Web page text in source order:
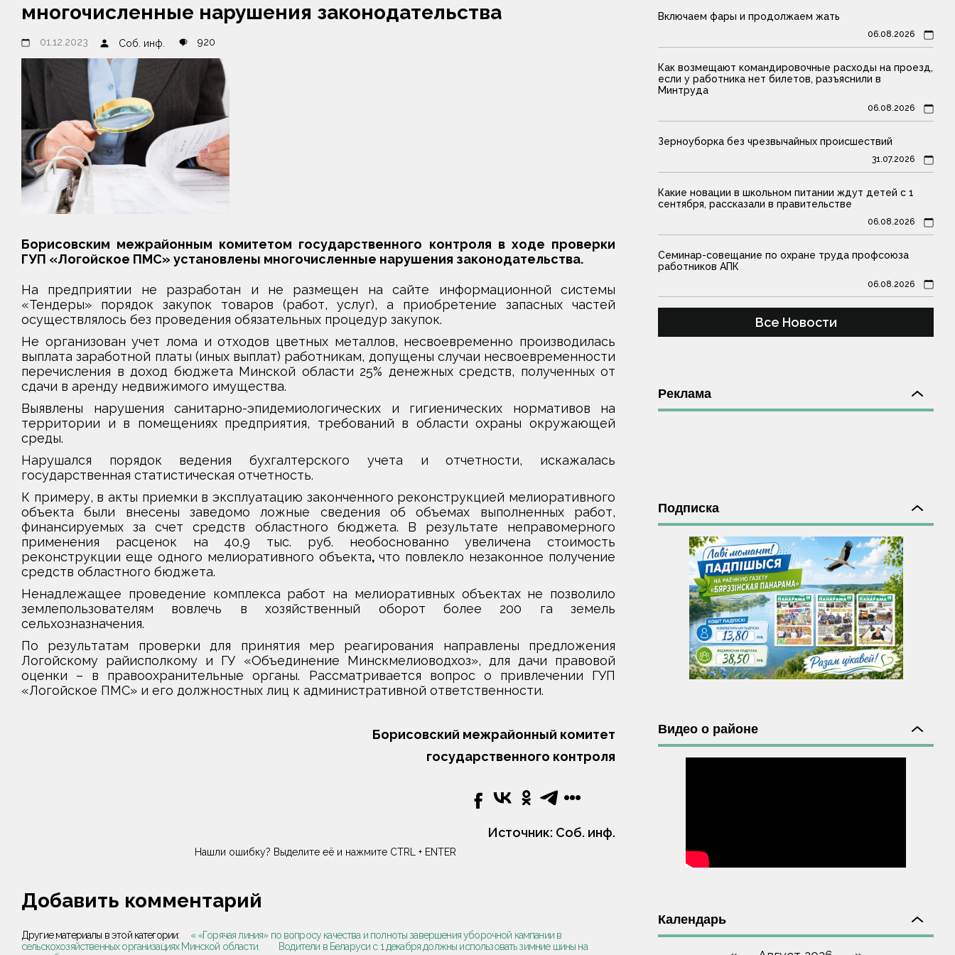
многочисленные нарушения законодательства
01.12.2023 Соб. инф. 920
Борисовским межрайонным комитетом государственного контроля в ходе проверки
ГУП «Логойское ПМС» установлены многочисленные нарушения законодательства.
На предприятии не разработан и не размещен на сайте информационной системы
«Тендеры» порядок закупок товаров (работ, услуг), а приобретение запасных частей
осуществлялось без проведения обязательных процедур закупок.
Не организован учет лома и отходов цветных металлов, несвоевременно производилась
выплата заработной платы (иных выплат) работникам, допущены случаи несвоевременности
перечисления в доход бюджета Минской области 25% денежных средств, полученных от
сдачи в аренду недвижимого имущества.
Выявлены нарушения санитарно-эпидемиологических и гигиенических нормативов на
территории и в помещениях предприятия, требований в области охраны окружающей
среды.
Нарушался порядок ведения бухгалтерского учета и отчетности, искажалась
государственная статистическая отчетность.
К примеру, в акты приемки в эксплуатацию законченного реконструкцией мелиоративного
объекта были внесены заведомо ложные сведения об объемах выполненных работ,
финансируемых за счет средств областного бюджета. В результате неправомерного
применения расценок на 40,9 тыс. руб. необоснованно увеличена стоимость
реконструкции еще одного мелиоративного объекта,что повлекло незаконное получение
средств областного бюджета.
Ненадлежащее проведение комплекса работ на мелиоративных объектах не позволило
землепользователям вовлечь в хозяйственный оборот более 200 га земель
сельхозназначения.
По результатам проверки для принятия мер реагирования направлены предложения
Логойскому райисполкому и ГУ «Объединение Минскмелиоводхоз», для дачи правовой
оценки – в правоохранительные органы. Рассматривается вопрос о привлечении ГУП
«Логойское ПМС» и его должностных лиц к административной ответственности.
Борисовский межрайонный комитет
государственного контроля
Источник: Соб. инф.
Нашли ошибку? Выделите её и нажмите CTRL + ENTER
Добавить комментарий
Другие материалы в этой категории:
« «Горячая линия» по вопросу качества и полноты завершения уборочной кампании в
сельскохозяйственных организациях Минской области.
Водители в Беларуси с 1 декабря должны использовать зимние шины на
Включаем фары и продолжаем жать
06.08.2026
Как возмещают командировочные расходы на проезд,
если у работника нет билетов, разъяснили в
Минтруда
06.08.2026
Зерноуборка без чрезвычайных происшествий
31.07.2026
Какие новации в школьном питании ждут детей с 1
сентября, рассказали в правительстве
06.08.2026
Семинар-совещание по охране труда профсоюза
работников АПК
06.08.2026
Все Новости
Реклама
Подписка
Видео о районе
Календарь